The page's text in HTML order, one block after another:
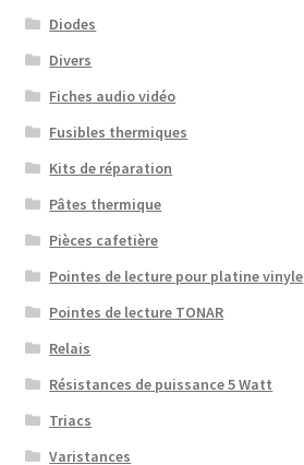
Diodes
Divers
Fiches audio vidéo
Fusibles thermiques
Kits de réparation
Pâtes thermique
Pièces cafetière
Pointes de lecture pour platine vinyle
Pointes de lecture TONAR
Relais
Résistances de puissance 5 Watt
Triacs
Varistances